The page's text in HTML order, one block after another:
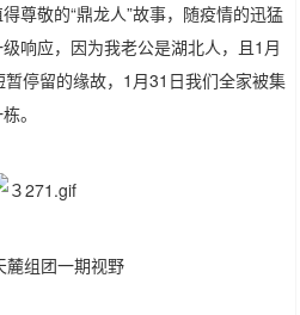
尊敬的“鼎龙人”故事，随疫情的迅猛
响应，因为我老公是湖北人，且1月
停留的缘故，1月31日我们全家被集
。
麓组团一期视野